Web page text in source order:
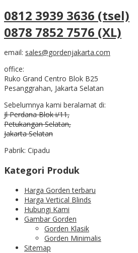
0812 3939 3636 (tsel)
0878 7852 7576 (XL)
email: sales@gordenjakarta.com
office:
Ruko Grand Centro Blok B25
Pesanggrahan, Jakarta Selatan
Sebelumnya kami beralamat di:
Jl Perdana Blok i/11,
Petukangan Selatan,
Jakarta Selatan
Pabrik: Cipadu
Kategori Produk
Harga Gorden terbaru
Harga Vertical Blinds
Hubungi Kami
Gambar Gorden
Gorden Klasik
Gorden Minimalis
Sitemap